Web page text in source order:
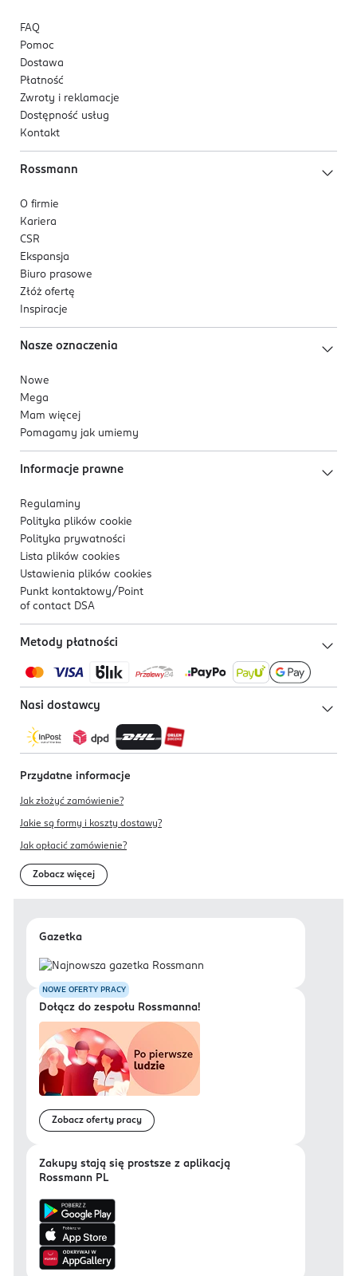
FAQ
Pomoc
Dostawa
Płatność
Zwroty i reklamacje
Dostępność usług
Kontakt
Rossmann
O firmie
Kariera
CSR
Ekspansja
Biuro prasowe
Złóż ofertę
Inspiracje
Nasze oznaczenia
Nowe
Mega
Mam więcej
Pomagamy jak umiemy
Informacje prawne
Regulaminy
Polityka plików cookie
Polityka prywatności
Lista plików cookies
Ustawienia plików cookies
Punkt kontaktowy/ Point
of contact DSA
Metody płatności
Nasi dostawcy
Przydatne informacje
Jak złożyć zamówienie?
Jakie są formy i koszty dostawy?
Jak opłacić zamówienie?
Zobacz więcej
Gazetka
NOWE OFERTY PRACY
Dołącz do zespołu Rossmanna!
Zobacz oferty pracy
Zakupy stają się prostsze z aplikacją
Rossmann PL